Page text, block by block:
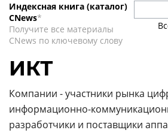
Индексная книга (каталог)
CNews*
Получите все материалы
CNews по ключевому слову
ИКТ
Компании - участники рынка
информационно-
разработчики и поставщики